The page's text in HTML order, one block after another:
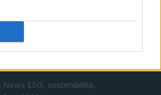
ESG, sostenibilità,